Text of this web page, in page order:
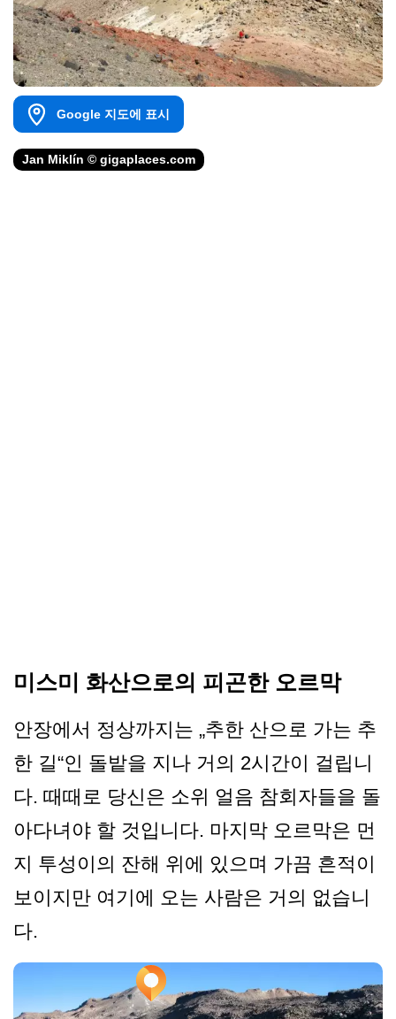
Google 지도에 표시
Jan Miklín © gigaplaces.com
미스미 화산으로의 피곤한 오르막
안장에서 정상까지는 „추한 산으로 가는 추
한 길“인 돌밭을 지나 거의 2시간이 걸립니
다. 때때로 당신은 소위 얼음 참회자들을 돌
아다녀야 할 것입니다. 마지막 오르막은 먼
지 투성이의 잔해 위에 있으며 가끔 흔적이
보이지만 여기에 오는 사람은 거의 없습니
다.